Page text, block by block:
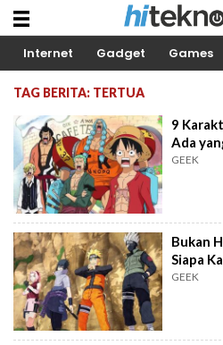
Internet Gadget Games
TAG BERITA: TERTUA
9
Ada
GEEK
Bukan
Siapa
GEEK